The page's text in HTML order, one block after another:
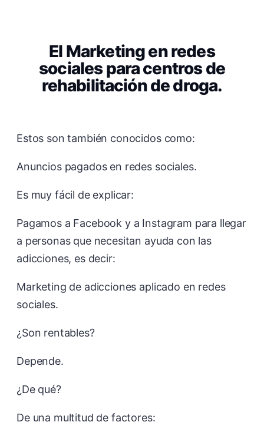
El Marketing en redes
sociales para centros de
rehabilitación de droga.
Estos son también conocidos como:
Anuncios pagados en redes sociales.
Es muy fácil de explicar:
Pagamos a Facebook y a Instagram para llegar
a personas que necesitan ayuda con las
adicciones, es decir:
Marketing de adicciones aplicado en redes
sociales.
¿Son rentables?
Depende.
¿De qué?
De una multitud de factores: